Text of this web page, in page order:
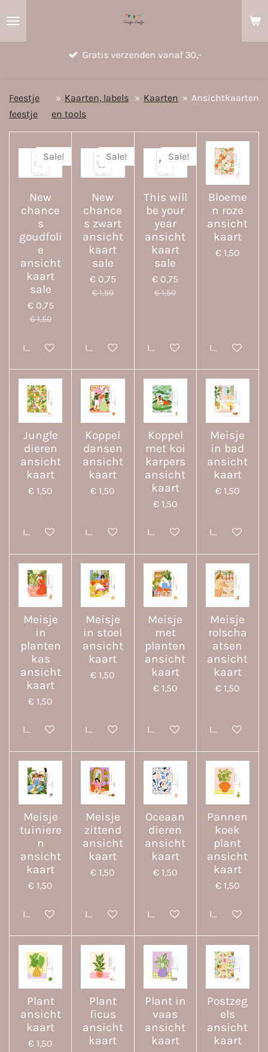
Gratis verzenden vanaf 30,-
Feestje
feestje
» Kaarten, labels
en tools
» Kaarten » Ansichtkaarten
Sale!
New
chance
s
goudfoli
e
ansicht
kaart
sale
€ 0,75
€ 1,50
In winkelwagen
Sale!
New
chance
s zwart
ansicht
kaart
sale
€ 0,75
€ 1,50
In winkelwagen
Sale!
This will
be your
year
ansicht
kaart
sale
€ 0,75
€ 1,50
In winkelwagen
Bloeme
n roze
ansicht
kaart
€ 1,50
In
Jungle
dieren
ansicht
kaart
€ 1,50
In winkelwagen
Koppel
dansen
ansicht
kaart
€ 1,50
In winkelwagen
Koppel
met koi
karpers
ansicht
kaart
€ 1,50
In winkelwagen
Meisje
in bad
ansicht
kaart
€ 1,50
In
Meisje
in
planten
kas
ansicht
kaart
€ 1,50
In winkelwagen
Meisje
in stoel
ansicht
kaart
€ 1,50
In winkelwagen
Meisje
met
planten
ansicht
kaart
€ 1,50
In winkelwagen
Meisje
rolscha
atsen
ansicht
kaart
€ 1,50
In
Meisje
tuiniere
n
ansicht
kaart
€ 1,50
In winkelwagen
Meisje
zittend
ansicht
kaart
€ 1,50
In winkelwagen
Oceaan
dieren
ansicht
kaart
€ 1,50
In winkelwagen
Pannen
koek
plant
ansicht
kaart
€ 1,50
In
Plant
ansicht
kaart
€ 1,50
Plant
ficus
ansicht
kaart
Plant in
vaas
ansicht
kaart
Postzeg
els
ansicht
kaart